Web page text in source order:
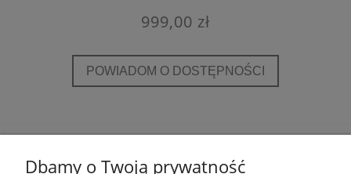
999,00 zł
POWIADOM O DOSTĘPNOŚCI
Dbamy o Twoją prywatność